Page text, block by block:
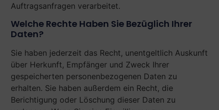
Auftragsanfragen verarbeitet.
Welche Rechte Haben Sie Bezüglich Ihrer
Daten?
Sie haben jederzeit das Recht, unentgeltlich Auskunft
über Herkunft, Empfänger und Zweck Ihrer
gespeicherten personenbezogenen Daten zu
erhalten. Sie haben außerdem ein Recht, die
Berichtigung oder Löschung dieser Daten zu